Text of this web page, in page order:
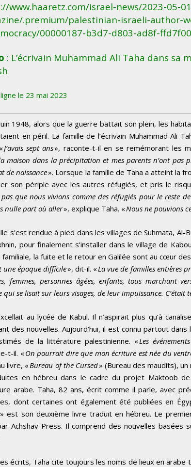
www.haaretz.com/israel-news/2023-05-
.premium/palestinian-israeli-author-
00000187-b3d7-d803-ad8f-
: L’écrivain Muhammad Ali Taha dans sa
le 23 mai 2023
1948, alors que la guerre battait son plein, les
en péril. La famille de l’écrivain Muhammad Ali
J’avais sept ans», raconte-t-il en se remémorant les
maison dans la précipitation et mes parents n’ont pas
de naissance». Lorsque la famille de Taha a atteint la
son périple avec les autres réfugiés, et pris le
que nous vivions comme des réfugiés pour le reste
nulle part où aller», explique Taha. «Nous ne pouvions
s’est rendue à pied dans les villages de Suhmata, Al-
pour finalement s’installer dans le village de
familiale, la fuite et le retour en Galilée sont au cœur
une époque difficile», dit-il. «La vue de familles entières
femmes, personnes âgées, enfants, tous marchant
qui se lisait sur leurs visages, de leur impuissance.
au lycée de Kabul. Il n’aspirait plus qu’à
des nouvelles. Aujourd’hui, il est connu partout
de la littérature palestinienne. «Les
t-il. «On pourrait dire que mon écriture est née du
livre, «Bureau of the Cursed» (Bureau des maudits),
en hébreu dans le cadre du projet Maktoob
arabe. Taha, 82 ans, écrit comme il parle, avec
dont certaines ont également été publiées en
» est son deuxième livre traduit en hébreu. Le
Achshav Press. Il comprend des nouvelles basées
écrits, Taha cite toujours les noms de lieux en arabe